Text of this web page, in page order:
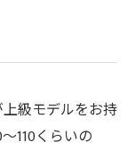
級モデルをお持
110くらいの